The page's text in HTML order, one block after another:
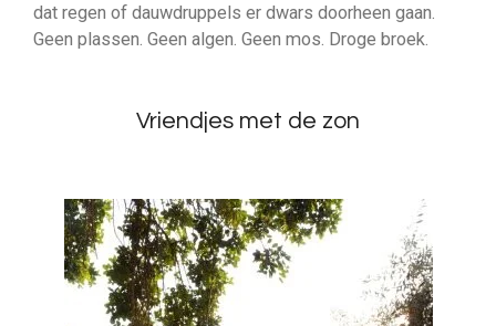
dat regen of dauwdruppels er dwars doorheen gaan.
Geen plassen. Geen algen. Geen mos. Droge broek.
Vriendjes met de zon